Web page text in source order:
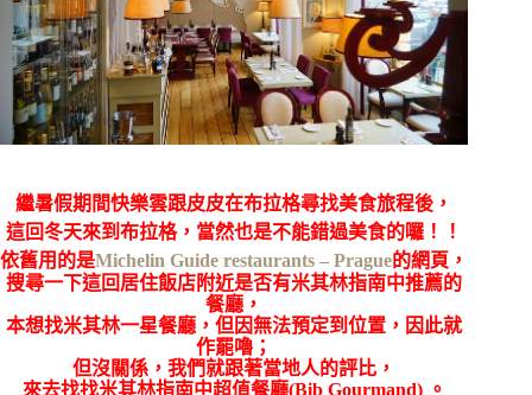
繼暑假期間快樂雲跟皮皮在布拉格尋找美食旅程後，
這回冬天來到布拉格，當然也是不能錯過美食的囉！！
依舊用的是Michelin Guide restaurants – Prague的網頁，
搜尋一下這回居住飯店附近是否有米其林指南中推薦的
餐廳，
本想找米其林一星餐廳，但因無法預定到位置，因此就
作罷嚕；
但沒關係，我們就跟著當地人的評比，
來去找找米其林指南中超值餐廳(Bib Gourmand) 。